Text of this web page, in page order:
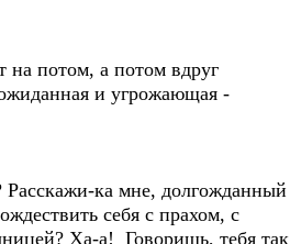
на потом, а потом вдруг
и угрожающая -
ка мне, долгожданный
себя с прахом, с
Ха-а! Говоришь, тебя так